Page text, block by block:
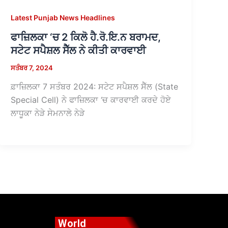
Latest Punjab News Headlines
ਫਾਜ਼ਿਲਕਾ ‘ਚ 2 ਕਿਲੋ ਹੈ.ਰੋ.ਇ.ਨ ਬਰਾਮਦ,
ਸਟੇਟ ਸਪੈਸ਼ਲ ਸੈੱਲ ਨੇ ਕੀਤੀ ਕਾਰਵਾਈ
ਸਤੰਬਰ 7, 2024
ਫ਼ਾਜ਼ਿਲਕਾ 7 ਸਤੰਬਰ 2024: ਸਟੇਟ ਸਪੈਸ਼ਲ ਸੈੱਲ (State
Special Cell) ਨੇ ਫਾਜ਼ਿਲਕਾ ‘ਚ ਕਾਰਵਾਈ ਕਰਦੇ ਹੋਏ
ਲਾਧੂਕਾ ਨੇੜੇ ਸੇਮਨਾਲੇ ਨੇੜੇ
World